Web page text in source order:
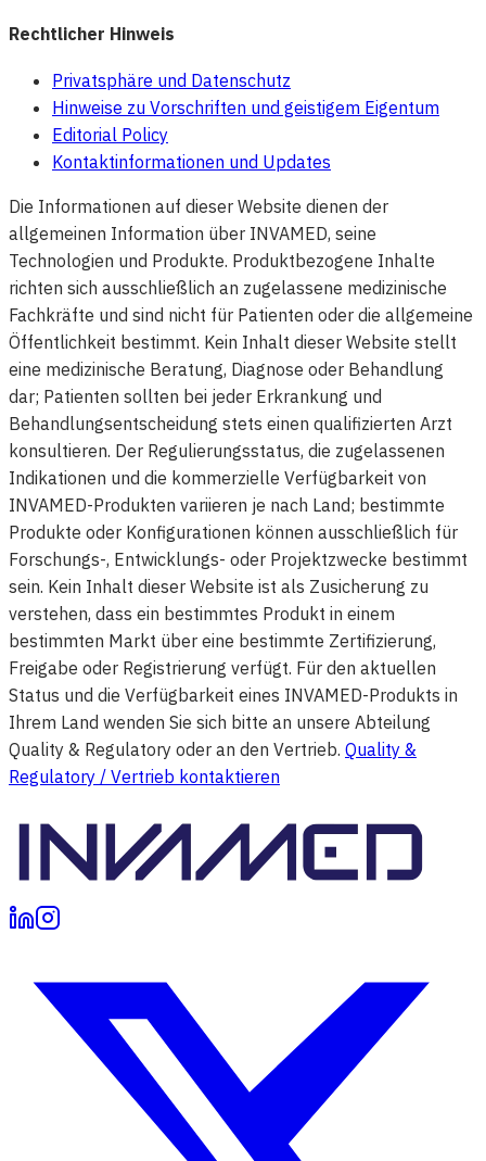
Rechtlicher Hinweis
Privatsphäre und Datenschutz
Hinweise zu Vorschriften und geistigem Eigentum
Editorial Policy
Kontaktinformationen und Updates
Die Informationen auf dieser Website dienen der
allgemeinen Information über INVAMED, seine
Technologien und Produkte. Produktbezogene Inhalte
richten sich ausschließlich an zugelassene medizinische
Fachkräfte und sind nicht für Patienten oder die allgemeine
Öffentlichkeit bestimmt. Kein Inhalt dieser Website stellt
eine medizinische Beratung, Diagnose oder Behandlung
dar; Patienten sollten bei jeder Erkrankung und
Behandlungsentscheidung stets einen qualifizierten Arzt
konsultieren. Der Regulierungsstatus, die zugelassenen
Indikationen und die kommerzielle Verfügbarkeit von
INVAMED-Produkten variieren je nach Land; bestimmte
Produkte oder Konfigurationen können ausschließlich für
Forschungs-, Entwicklungs- oder Projektzwecke bestimmt
sein. Kein Inhalt dieser Website ist als Zusicherung zu
verstehen, dass ein bestimmtes Produkt in einem
bestimmten Markt über eine bestimmte Zertifizierung,
Freigabe oder Registrierung verfügt. Für den aktuellen
Status und die Verfügbarkeit eines INVAMED-Produkts in
Ihrem Land wenden Sie sich bitte an unsere Abteilung
Quality & Regulatory oder an den Vertrieb. Quality &
Regulatory / Vertrieb kontaktieren